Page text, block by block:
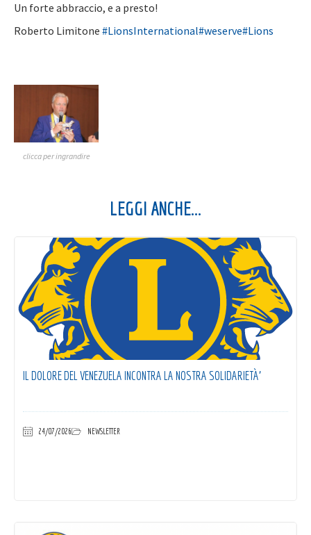
Un forte abbraccio, e a presto!
Roberto Limitone #LionsInternational#weserve#Lions
clicca per ingrandire
LEGGI ANCHE...
IL DOLORE DEL VENEZUELA INCONTRA LA NOSTRA SOLIDARIETÀ’
24/07/2026 NEWSLETTER